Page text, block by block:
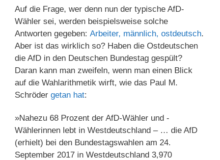
Auf die Frage, wer denn nun der typische AfD-
Wähler sei, werden beispielsweise solche
Antworten gegeben: Arbeiter, männlich, ostdeutsch.
Aber ist das wirklich so? Haben die Ostdeutschen
die AfD in den Deutschen Bundestag gespült?
Daran kann man zweifeln, wenn man einen Blick
auf die Wahlarithmetik wirft, wie das Paul M.
Schröder getan hat:
»Nahezu 68 Prozent der AfD-Wähler und -
Wählerinnen lebt in Westdeutschland – … die AfD
(erhielt) bei den Bundestagswahlen am 24.
September 2017 in Westdeutschland 3,970